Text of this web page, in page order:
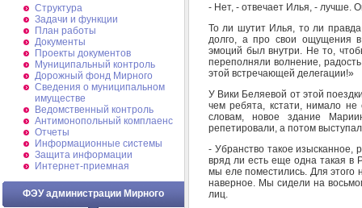
Структура
Задачи и функции
План работы
Документы
Проекты документов
Муниципальный контроль
Дорожный фонд Мирного
Cведения о муниципальном
имуществе
Ведомственный контроль
Антимонопольный комплаенс
Отчеты
Информационные системы
Защита информации
Интернет-приемная
ФЭУ администрации Мирного
- Нет, - отвечает Илья, - лучше.
То ли шутит Илья, то ли
долго, а про свои ощущения
эмоций был внутри. Не то,
переполняли волнение,
этой встречающей делегации!»
У Вики Беляевой от этой
чем ребята, кстати, нимало
словам, новое здание
репетировали, а потом
- Убранство такое изысканное,
вряд ли есть еще одна такая в
мы еле поместились. Для этого
наверное. Мы сидели на
лиц.